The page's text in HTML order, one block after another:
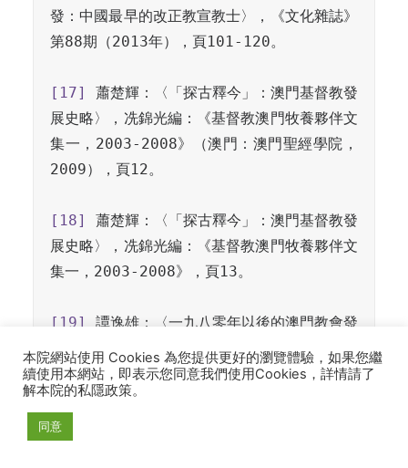
發：中國最早的改正教宣教士〉，《文化雜誌》
第88期（2013年），頁101-120。
[17]
蕭楚輝：〈「探古釋今」：澳門基督教發
展史略〉，冼錦光編：《基督教澳門牧養夥伴文
集一，2003-2008》（澳門：澳門聖經學院，
2009），頁12。
[18]
蕭楚輝：〈「探古釋今」：澳門基督教發
展史略〉，冼錦光編：《基督教澳門牧養夥伴文
集一，2003-2008》，頁13。
[19]
譚逸雄：〈一九八零年以後的澳門教會發
展概況〉，冼錦光編：《基督教澳門牧養夥伴文
集一，2003-2008》（澳門：澳門聖經學院，
2009），頁36。
本院網站使用 Cookies 為您提供更好的瀏覽體驗，如果您繼
續使用本網站，即表示您同意我們使用Cookies，詳情請了
解本院的私隱政策。
同意